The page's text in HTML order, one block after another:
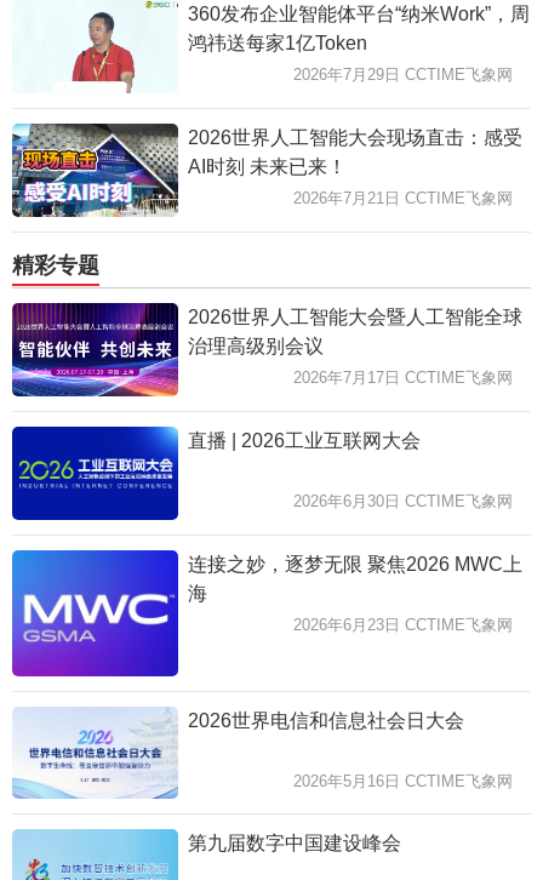
360发布企业智能体平台“纳米Work”，周
鸿祎送每家1亿Token
2026年7月29日 CCTIME飞象网
2026世界人工智能大会现场直击：感受
AI时刻 未来已来！
2026年7月21日 CCTIME飞象网
精彩专题
2026世界人工智能大会暨人工智能全球
治理高级别会议
2026年7月17日 CCTIME飞象网
直播 | 2026工业互联网大会
2026年6月30日 CCTIME飞象网
连接之妙，逐梦无限 聚焦2026 MWC上
海
2026年6月23日 CCTIME飞象网
2026世界电信和信息社会日大会
2026年5月16日 CCTIME飞象网
第九届数字中国建设峰会